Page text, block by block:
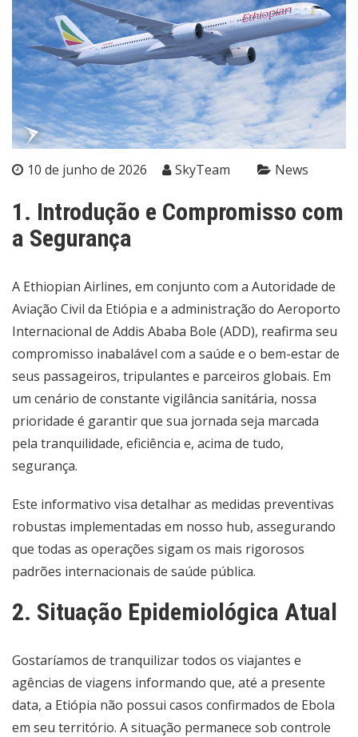
10 de junho de 2026 SkyTeam News
1. Introdução e Compromisso com
a Segurança
A Ethiopian Airlines, em conjunto com a Autoridade de
Aviação Civil da Etiópia e a administração do Aeroporto
Internacional de Addis Ababa Bole (ADD), reafirma seu
compromisso inabalável com a saúde e o bem-estar de
seus passageiros, tripulantes e parceiros globais. Em
um cenário de constante vigilância sanitária, nossa
prioridade é garantir que sua jornada seja marcada
pela tranquilidade, eficiência e, acima de tudo,
segurança.
Este informativo visa detalhar as medidas preventivas
robustas implementadas em nosso hub, assegurando
que todas as operações sigam os mais rigorosos
padrões internacionais de saúde pública.
2. Situação Epidemiológica Atual
Gostaríamos de tranquilizar todos os viajantes e
agências de viagens informando que, até a presente
data, a Etiópia não possui casos confirmados de Ebola
em seu território. A situação permanece sob controle